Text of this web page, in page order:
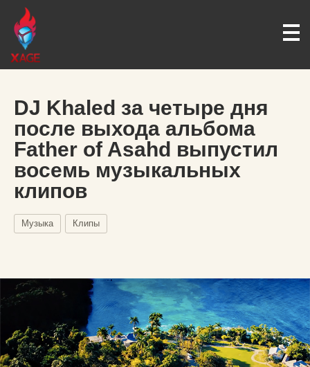
DJ Khaled за четыре дня
после выхода альбома
Father of Asahd выпустил
восемь музыкальных
клипов
Музыка Клипы